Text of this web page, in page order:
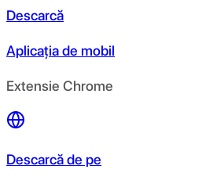
Descarcă
Aplicația de mobil
Extensie Chrome
Descarcă de pe